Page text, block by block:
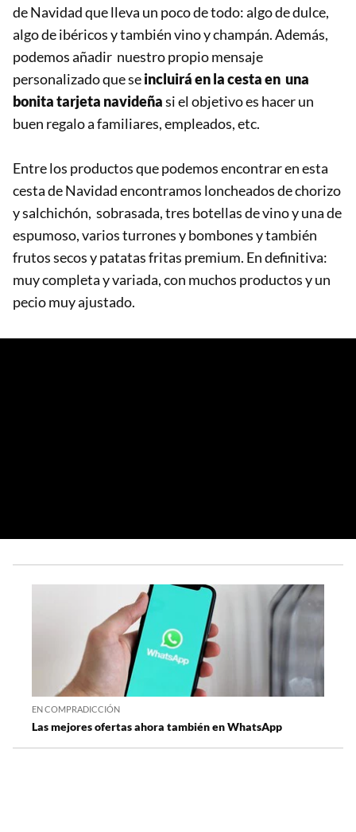
de Navidad que lleva un poco de todo: algo de dulce,
algo de ibéricos y también vino y champán. Además,
podemos añadir nuestro propio mensaje
personalizado que seincluirá en la cesta en una
bonita tarjeta navideñasi el objetivo es hacer un
buen regalo a familiares, empleados, etc.
Entre los productos que podemos encontrar en esta
cesta de Navidad encontramos loncheados de chorizo
y salchichón, sobrasada, tres botellas de vino y una de
espumoso, varios turrones y bombones y también
frutos secos y patatas fritas premium. En definitiva:
muy completa y variada, con muchos productos y un
pecio muy ajustado.
EN COMPRADICCIÓN
Las mejores ofertas ahora también en WhatsApp